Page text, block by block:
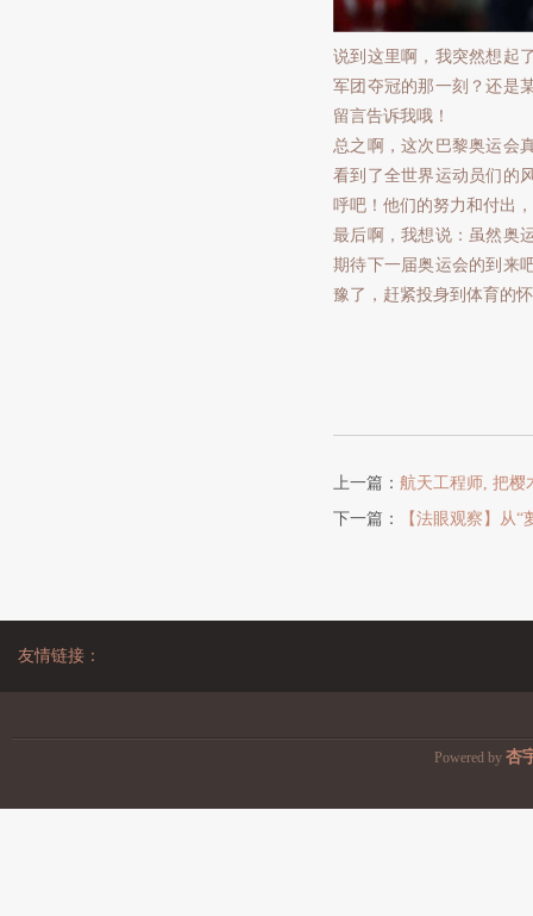
说到这里啊，我突然想起
军团夺冠的那一刻？还是
留言告诉我哦！
总之啊，这次巴黎奥运会
看到了全世界运动员们的
呼吧！他们的努力和付出
最后啊，我想说：虽然奥
期待下一届奥运会的到来
豫了，赶紧投身到体育的
上一篇： 航天工程师, 把樱
下一篇：
【法眼观察】从
友情链接：
Powered by 杏